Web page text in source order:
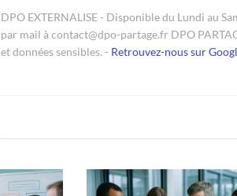
DPO EXTERNALISE - Disponible du Lundi au
par mail à contact@dpo-partage.fr DPO
et données sensibles. - Retrouvez-nous sur